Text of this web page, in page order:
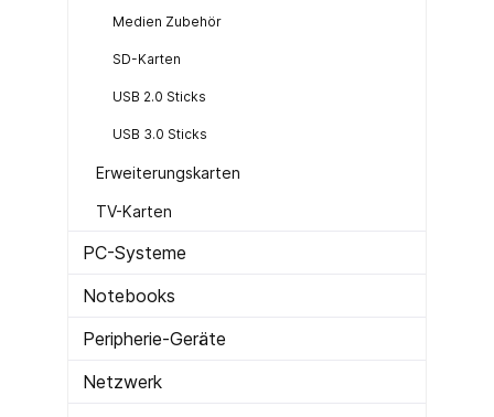
Medien Zubehör
SD-Karten
USB 2.0 Sticks
USB 3.0 Sticks
Erweiterungskarten
TV-Karten
PC-Systeme
Notebooks
Peripherie-Geräte
Netzwerk